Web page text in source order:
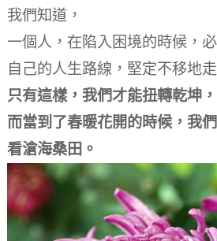
我們知道，
一個人，在陷入困境的時候，
自己的人生路線，堅定不移地
只有這樣，我們才能扭轉乾坤，
而當到了春暖花開的時候，我
看滄海桑田。